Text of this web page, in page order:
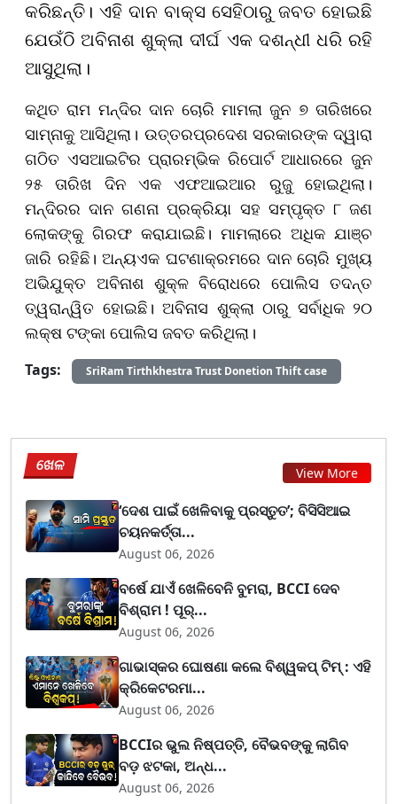
କରିଛନ୍ତି। ଏହି ଦାନ ବାକ୍ସ ସେହିଠାରୁ ଜବତ ହୋଇଛି
ଯେଉଁଠି ଅବିନାଶ ଶୁକ୍ଲା ଦୀର୍ଘ ଏକ ଦଶନ୍ଧୀ ଧରି ରହି
ଆସୁଥିଲା।
କଥିତ ରାମ ମନ୍ଦିର ଦାନ ଚୋରି ମାମଲା ଜୁନ ୭ ତାରିଖରେ
ସାମ୍ନାକୁ ଆସିଥିଲା। ଉତ୍ତରପ୍ରଦେଶ ସରକାରଙ୍କ ଦ୍ୱାରା
ଗଠିତ ଏସଆଇଟିର ପ୍ରାରମ୍ଭିକ ରିପୋର୍ଟ ଆଧାରରେ ଜୁନ
୨୫ ତାରିଖ ଦିନ ଏକ ଏଫଆଇଆର ରୁଜୁ ହୋଇଥିଲା।
ମନ୍ଦିରର ଦାନ ଗଣନା ପ୍ରକ୍ରିୟା ସହ ସମ୍ପୃକ୍ତ ୮ ଜଣ
ଲୋକଙ୍କୁ ଗିରଫ କରାଯାଇଛି। ମାମଲାରେ ଅଧିକ ଯାଞ୍ଚ
ଜାରି ରହିଛି। ଅନ୍ୟଏକ ଘଟଣାକ୍ରମରେ ଦାନ ଚୋରି ମୁଖ୍ୟ
ଅଭିଯୁକ୍ତ ଅବିନାଶ ଶୁକ୍ଳ ବିରୋଧରେ ପୋଲିସ ତଦନ୍ତ
ତ୍ୱରାନ୍ୱିତ ହୋଇଛି। ଅବିନାସ ଶୁକ୍ଲା ଠାରୁ ସର୍ବାଧିକ ୨୦
ଲକ୍ଷ ଟଙ୍କା ପୋଲିସ ଜବତ କରିଥିଲା।
Tags: SriRam Tirthkhestra Trust Donetion Thift case
ଖେଳ View More
‘ଦେଶ ପାଇଁ ଖେଳିବାକୁ ପ୍ରସ୍ତୁତ’; ବିସିସିଆଇ
ଚୟନକର୍ତ୍ତା...
August 06, 2026
ବର୍ଷେ ଯାଏଁ ଖେଳିବେନି ବୁମରା, BCCI ଦେବ
ବିଶ୍ରାମ ! ପୂର୍...
August 06, 2026
ଗାଭାସ୍କର ଘୋଷଣା କଲେ ବିଶ୍ୱକପ୍ ଟିମ୍ : ଏହି
କ୍ରିକେଟରମା...
August 06, 2026
BCCIର ଭୁଲ ନିଷ୍ପତ୍ତି, ବୈଭବଙ୍କୁ ଲାଗିବ
ବଡ଼ ଝଟକା, ଅନ୍ଧ...
August 06, 2026